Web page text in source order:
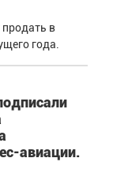
в
года.
авиации.